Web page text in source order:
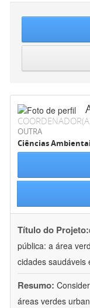
OUTRA
Ciências
Título do Projeto:
pública: a área
cidades saudáveis
Resumo:
áreas verdes